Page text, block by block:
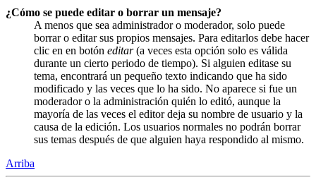
¿Cómo se puede editar o borrar un mensaje?
A menos que sea administrador o moderador, solo puede
borrar o editar sus propios mensajes. Para editarlos debe hacer
clic en en botón editar(a veces esta opción solo es válida
durante un cierto periodo de tiempo). Si alguien editase su
tema, encontrará un pequeño texto indicando que ha sido
modificado y las veces que lo ha sido. No aparece si fue un
moderador o la administración quién lo editó, aunque la
mayoría de las veces el editor deja su nombre de usuario y la
causa de la edición. Los usuarios normales no podrán borrar
sus temas después de que alguien haya respondido al mismo.
Arriba